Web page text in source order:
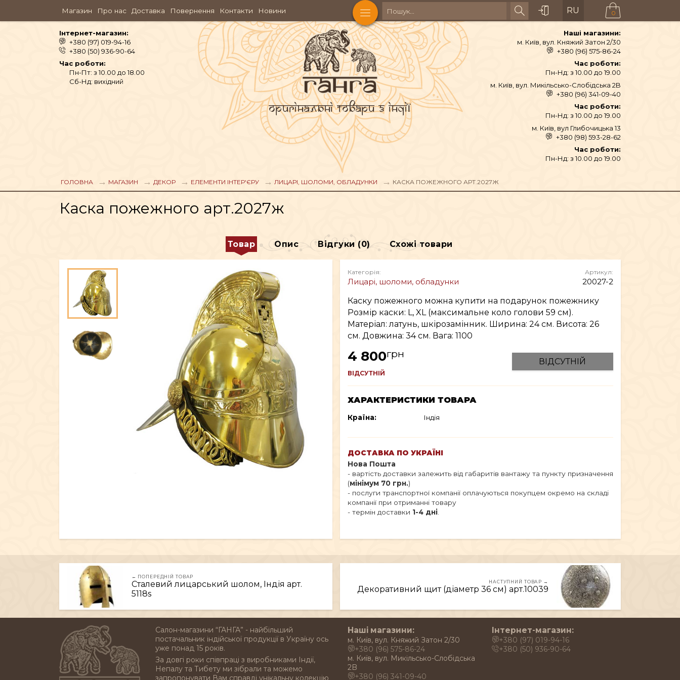
Магазин Про нас Доставка Повернення Контакти Новини RU 0
Інтернет-магазин:
+380 (97) 019-94-16
+380 (50) 936-90-64
Час роботи:
Пн-Пт: з 10.00 до 18.00
Сб-Нд: вихідний
Оригінальні товари з Індії
Наші магазини:
м. Київ, вул. Княжий Затон 2/30
+380 (96) 575-86-24
Час роботи:
Пн-Нд: з 10.00 до 19.00
м. Київ, вул. Микільсько-Слобідська 2B
+380 (96) 341-09-40
Час роботи:
Пн-Нд: з 10.00 до 19.00
м. Київ, вул Глибочицька 13
+380 (98) 593-28-62
Час роботи:
Пн-Нд: з 10.00 до 19.00
КОСМЕТИКА
АКСЕСУАРИ
АРОМАМАСЛА, ПАХОЩІ
ДЕКОР
ВСЕ ДЛЯ КУРІННЯ
ГОЛОВНА МАГАЗИН ДЕКОР ЕЛЕМЕНТИ ІНТЕР'ЄРУ ЛИЦАРІ, ШОЛОМИ, ОБЛАДУНКИ КАСКА ПОЖЕЖНОГО АРТ.2027Ж
Каска пожежного арт.2027ж
Товар Опис Відгуки (0) Схожі товари
Категорія:
Лицарі, шоломи, обладунки
Артикул:
20027-2
Каску пожежного можна купити на подарунок пожежнику
Розмір каски: L, XL (максимальне коло голови 59 см).
Матеріал: латунь, шкірозамінник. Ширина: 24 см. Висота: 26
см. Довжина: 34 см. Вага: 1100
4 800грн
ВІДСУТНІЙ
ВІДСУТНІЙ
ХАРАКТЕРИСТИКИ ТОВАРА
Країна: Індія
ДОСТАВКА ПО УКРАЇНІ
Нова Пошта
- вартість доставки залежить від габаритів вантажу та пункту призначення
(мінімум 70 грн.)
- послуги транспортної компанії оплачуються покупцем окремо на складі
компанії при отриманні товару
- термін доставки 1-4 дні
← ПОПЕРЕДНІЙ ТОВАР
Сталевий лицарський шолом, Індія арт.
5118s
НАСТУПНИЙ ТОВАР →
Декоративний щит (діаметр 36 см) арт.10039
Салон-магазини “ГАНГА” - найбільший
постачальник індійської продукції в Україну ось
уже понад 15 років.
За довгі роки співпраці з виробниками Індії,
Непалу та Тибету ми зібрали та можемо
запропонувати Вам справді унікальну колекцію
Наші магазини:
м. Київ, вул. Княжий Затон 2/30
+380 (96) 575-86-24
м. Київ, вул. Микільсько-Слобідська
2B
+380 (96) 341-09-40
Інтернет-магазин:
+380 (97) 019-94-16
+380 (50) 936-90-64